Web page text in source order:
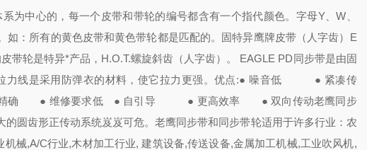
中心的，每一个皮带和带轮的编号都含有一个指代颜色。 字母Y、W、
：所有的黄色皮带和黄色带轮都是匹配的。 固特异鹰牌皮带（人字齿）E
带轮是特异*产品， H.O.T.螺旋斜齿（人字齿）。 EAGLE PD同步带是由固
力线是采用防弹衣的材料，使它拉力更强。 优点:● 噪音低 ● 紧凑传
精确 ● 维修要求低 ● 自引导 ● 更高效率 ● 双向传动老鹰同步
的圆齿形正传动系统岌岌可危。老鹰同步带和同步带轮适用于许多行业：农
机械,A/C行业,木材加工行业, 建筑设备,传送设备,金属加工机械,工业吹风机,